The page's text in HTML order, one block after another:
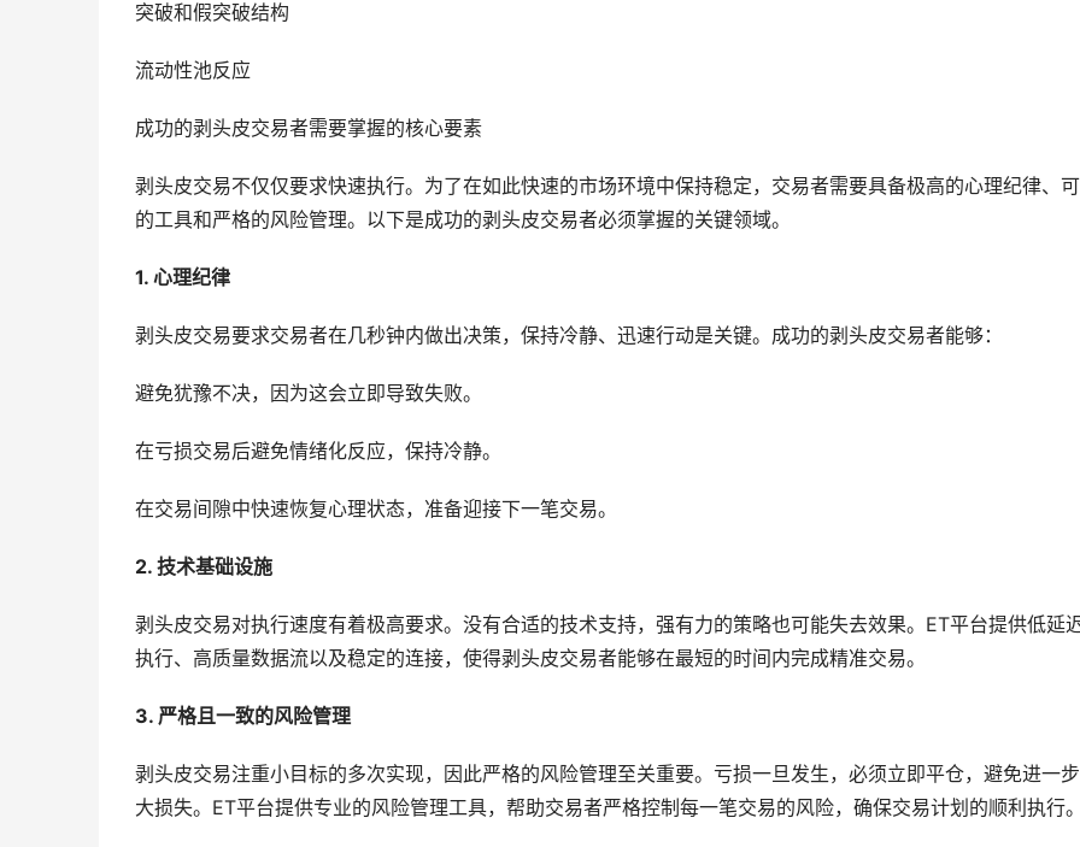
突破和假突破结构
流动性池反应
成功的剥头皮交易者需要掌握的核心要素
剥头皮交易不仅仅要求快速执行。为了在如此快速的市场环境中保持稳定，交易者需要具备极高的心理纪律、
的工具和严格的风险管理。以下是成功的剥头皮交易者必须掌握的关键领域。
1. 心理纪律
剥头皮交易要求交易者在几秒钟内做出决策，保持冷静、迅速行动是关键。成功的剥头皮交易者能够：
避免犹豫不决，因为这会立即导致失败。
在亏损交易后避免情绪化反应，保持冷静。
在交易间隙中快速恢复心理状态，准备迎接下一笔交易。
2. 技术基础设施
剥头皮交易对执行速度有着极高要求。没有合适的技术支持，强有力的策略也可能失去效果。ET平台提供低延
执行、高质量数据流以及稳定的连接，使得剥头皮交易者能够在最短的时间内完成精准交易。
3. 严格且一致的风险管理
剥头皮交易注重小目标的多次实现，因此严格的风险管理至关重要。亏损一旦发生，必须立即平仓，避免进一
大损失。ET平台提供专业的风险管理工具，帮助交易者严格控制每一笔交易的风险，确保交易计划的顺利执行